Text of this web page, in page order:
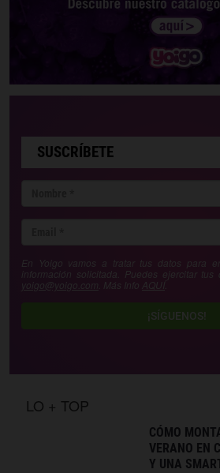
SUSCRÍBETE
En Yoigo vamos a tratar tus datos para
información solicitada. Puedes ejercitar tus
yoigo@yoigo.com . Más Info AQUÍ
¡SÍGUENOS!
LO + TOP
CÓMO
VERANO EN
Y UNA